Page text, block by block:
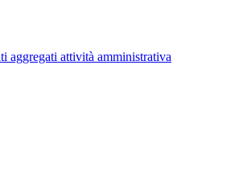
aggregati attività amministrativa